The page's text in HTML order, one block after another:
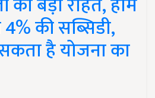
की सब्सिडी,
है योजना का